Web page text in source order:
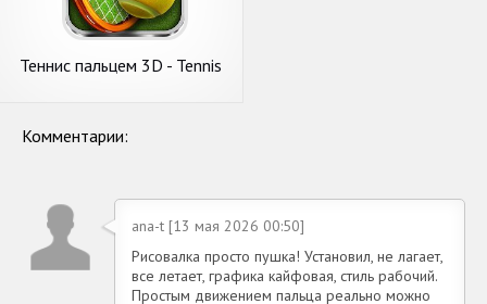
Теннис пальцем 3D - Tennis
Комментарии:
ana-t [13 мая 2026 00:50]
Рисовалка просто пушка! Установил, не лагает,
все летает, графика кайфовая, стиль рабочий.
Простым движением пальца реально можно